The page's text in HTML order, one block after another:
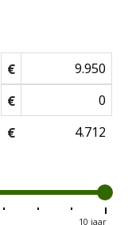
€
€
€
10 jaar